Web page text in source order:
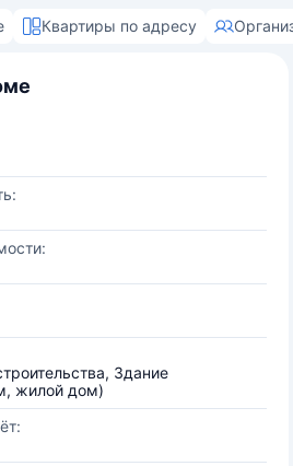
Квартиры по адресу
Здание
жилой дом)